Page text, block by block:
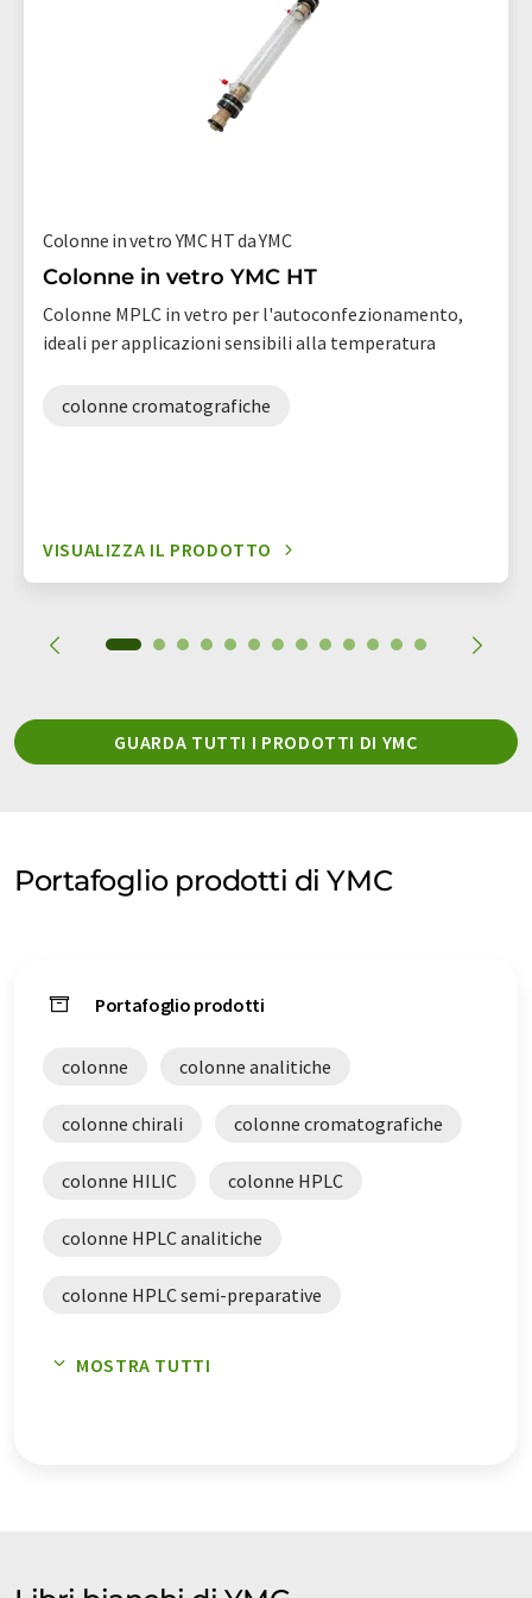
Colonne in vetro YMC HT da YMC
Colonne in vetro YMC HT
Colonne MPLC in vetro per l'autoconfezionamento,
ideali per applicazioni sensibili alla temperatura
colonne cromatografiche
VISUALIZZA IL PRODOTTO
GUARDA TUTTI I PRODOTTI DI YMC
Portafoglio prodotti di YMC
Portafoglio prodotti
colonne colonne analitiche
colonne chirali colonne cromatografiche
colonne HILIC colonne HPLC
colonne HPLC analitiche
colonne HPLC semi-preparative
MOSTRA TUTTI